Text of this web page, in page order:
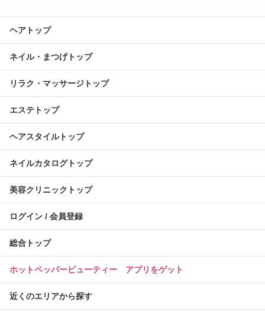
ヘアトップ
ネイル・まつげトップ
リラク・マッサージトップ
エステトップ
ヘアスタイルトップ
ネイルカタログトップ
美容クリニックトップ
ログイン / 会員登録
総合トップ
ホットペッパービューティー アプリをゲット
近くのエリアから探す